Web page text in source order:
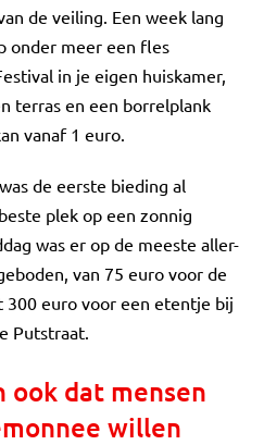
de veiling. Een week lang
onder meer een fles
in je eigen huiskamer,
terras en een borrelplank
vanaf 1 euro.
de eerste bieding al
plek op een zonnig
was er op de meeste aller-
van 75 euro voor de
euro voor een etentje bij
Putstraat.
ook dat mensen
willen